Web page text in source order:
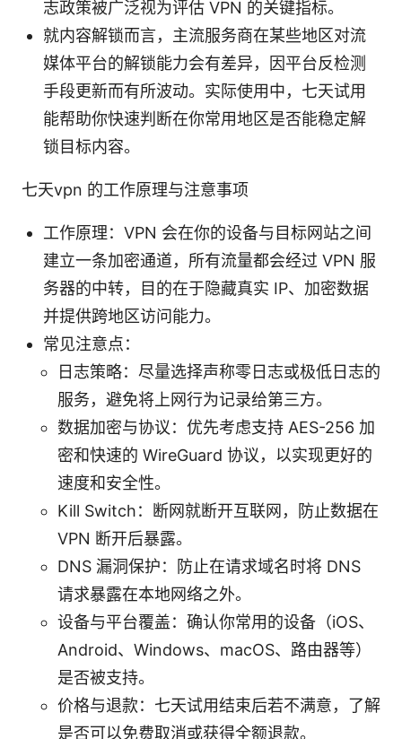
志政策被广泛视为评估 VPN 的关键指标。
就内容解锁而言，主流服务商在某些地区对流
媒体平台的解锁能力会有差异，因平台反检测
手段更新而有所波动。实际使用中，七天试用
能帮助你快速判断在你常用地区是否能稳定解
锁目标内容。
七天vpn 的工作原理与注意事项
工作原理：VPN 会在你的设备与目标网站之间
建立一条加密通道，所有流量都会经过 VPN 服
务器的中转，目的在于隐藏真实 IP、加密数据
并提供跨地区访问能力。
常见注意点：
日志策略：尽量选择声称零日志或极低日志的
服务，避免将上网行为记录给第三方。
数据加密与协议：优先考虑支持 AES-256 加
密和快速的 WireGuard 协议，以实现更好的
速度和安全性。
Kill Switch：断网就断开互联网，防止数据在
VPN 断开后暴露。
DNS 漏洞保护：防止在请求域名时将 DNS
请求暴露在本地网络之外。
设备与平台覆盖：确认你常用的设备（iOS、
Android、Windows、macOS、路由器等）
是否被支持。
价格与退款：七天试用结束后若不满意，了解
是否可以免费取消或获得全额退款。